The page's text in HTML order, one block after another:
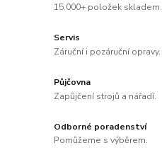
15.000+ položek skladem.
Servis
Záruční i pozáruční opravy.
Půjčovna
Zapůjčení strojů a nářadí.
Odborné poradenství
Pomůžeme s výběrem.